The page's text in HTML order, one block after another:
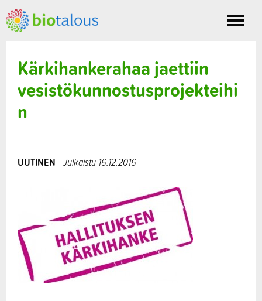
Toggle
Kärkihankerahaa jaettiin
vesistökunnostusprojekteihi
n
UUTINEN - Julkaistu 16.12.2016